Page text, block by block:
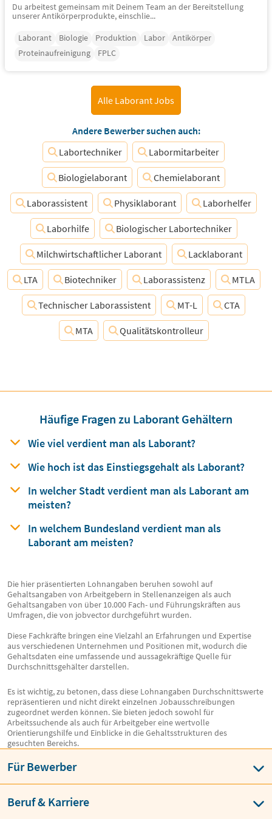
Du arbeitest gemeinsam mit Deinem Team an der Bereitstellung
unserer Antikörperprodukte, einschlie...
Laborant
Biologie Produktion Labor
Antikörper
Proteinaufreinigung
FPLC
Alle Laborant Jobs
Andere Bewerber suchen auch:
Labortechniker
Labormitarbeiter
Biologielaborant Chemielaborant
Laborassistent Physiklaborant Laborhelfer
Laborhilfe Biologischer Labortechniker
Milchwirtschaftlicher Laborant Lacklaborant
LTA Biotechniker Laborassistenz MTLA
Technischer Laborassistent MT-L CTA
MTA Qualitätskontrolleur
Häufige Fragen zu Laborant Gehältern
Wie viel verdient man als Laborant?
Wie hoch ist das Einstiegsgehaltals Laborant?
In welcher Stadt verdient man als Laborant am
meisten?
In welchem Bundesland verdient man als
Laborant am meisten?
Die hier präsentierten Lohnangaben beruhen sowohl auf
Gehaltsangaben von Arbeitgebern in Stellenanzeigen als auch
Gehaltsangaben von über 10.000 Fach- und Führungskräften aus
Umfragen, die von jobvector durchgeführt wurden.
Diese Fachkräfte bringen eine Vielzahl an Erfahrungen und Expertise
aus verschiedenen Unternehmen und Positionen mit, wodurch die
Gehaltsdaten eine umfassende und aussagekräftige Quelle für
Durchschnittsgehälter darstellen.
Es ist wichtig, zu betonen, dass diese Lohnangaben Durchschnittswerte
repräsentieren und nicht direkt einzelnen Jobausschreibungen
zugeordnet werden können. Sie bieten jedoch sowohl für
Arbeitssuchende als auch für Arbeitgeber eine wertvolle
Orientierungshilfe und Einblicke in die Gehaltsstrukturen des
gesuchten Bereichs.
Für Bewerber
Beruf & Karriere